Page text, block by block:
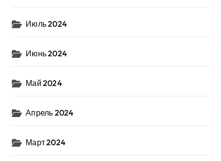
Июль 2024
Июнь 2024
Май 2024
Апрель 2024
Март 2024